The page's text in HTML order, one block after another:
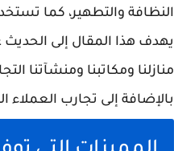
النظافة والتطهير، كما
يهدف هذا المقال إلى
منازلنا ومكاتبنا ومنشآتنا
بالإضافة إلى تجارب العملاء